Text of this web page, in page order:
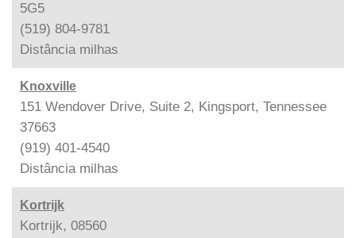
5G5
(519) 804-9781
Distância milhas
Knoxville
151 Wendover Drive, Suite 2, Kingsport, Tennessee
37663
(919) 401-4540
Distância milhas
Kortrijk
Kortrijk, 08560